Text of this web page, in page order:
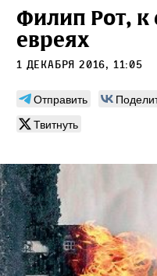
Филип Рот, к
евреях
1 декабря 2016, 11:05
Отправить
Твитнуть